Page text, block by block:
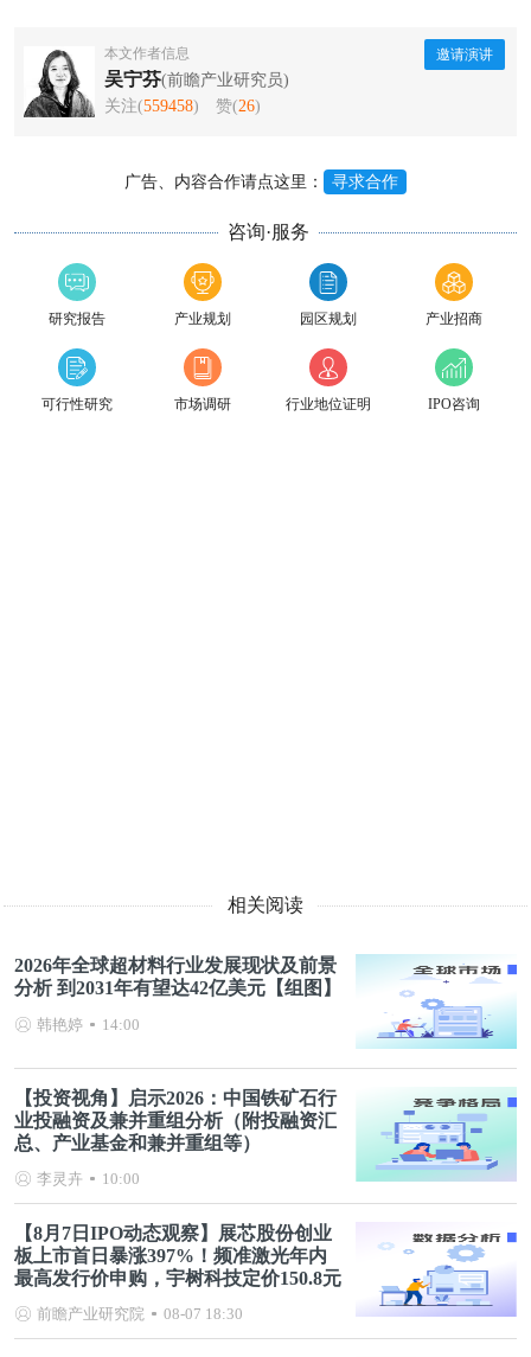
本文作者信息
吴宁芬(前瞻产业研究员)
关注(559458) 赞(26)
邀请演讲
广告、内容合作请点这里： 寻求合作
咨询·服务
研究报告 产业规划 园区规划 产业招商
可行性研究 市场调研 行业地位证明 IPO咨询
相关阅读
2026年全球超材料行业发展现状及前景
分析 到2031年有望达42亿美元【组图】
韩艳婷 14:00
【投资视角】启示2026：中国铁矿石行
业投融资及兼并重组分析（附投融资汇
总、产业基金和兼并重组等）
李灵卉 10:00
【8月7日IPO动态观察】展芯股份创业
板上市首日暴涨397%！频准激光年内
最高发行价申购，宇树科技定价150.8元
前瞻产业研究院 08-07 18:30